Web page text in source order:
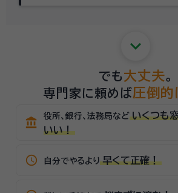
keyboard_arrow_down
でも 大丈夫。
専門家に頼めば圧倒的
account_balance 役所、銀行、法務局など いくつも
いい！
schedule 自分でやるより 早くて正確！